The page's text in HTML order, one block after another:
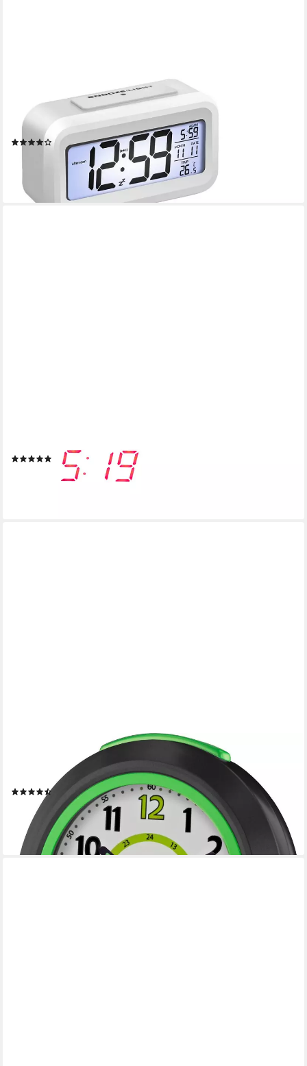
Wecker Digitaler Wecker mit Temperaturanzeige und
Schlaffunktion Kinderwecker, Leise ohne Ticken, LCD Display mit
Beleuchtung
(17)
UVP 40,00 €
lieferbar - in 4-5 Werktagen bei dir
(1)
UVP39,95 €
Quarzwecker A921-7 Kinderwecker, Lernwecker, Geschenkidee,
Schulanfang, Kinderzimmer
(208)
22,90 €
lieferbar - in 2-3 Werktagen bei dir